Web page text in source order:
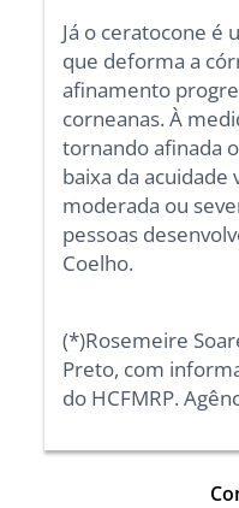
Já o ceratocone é
que deforma a
afinamento
corneanas. À
tornando afinada
baixa da acuidade
moderada ou
pessoas
Coelho.
(*)Rosemeire
Preto, com
do HCFMRP.